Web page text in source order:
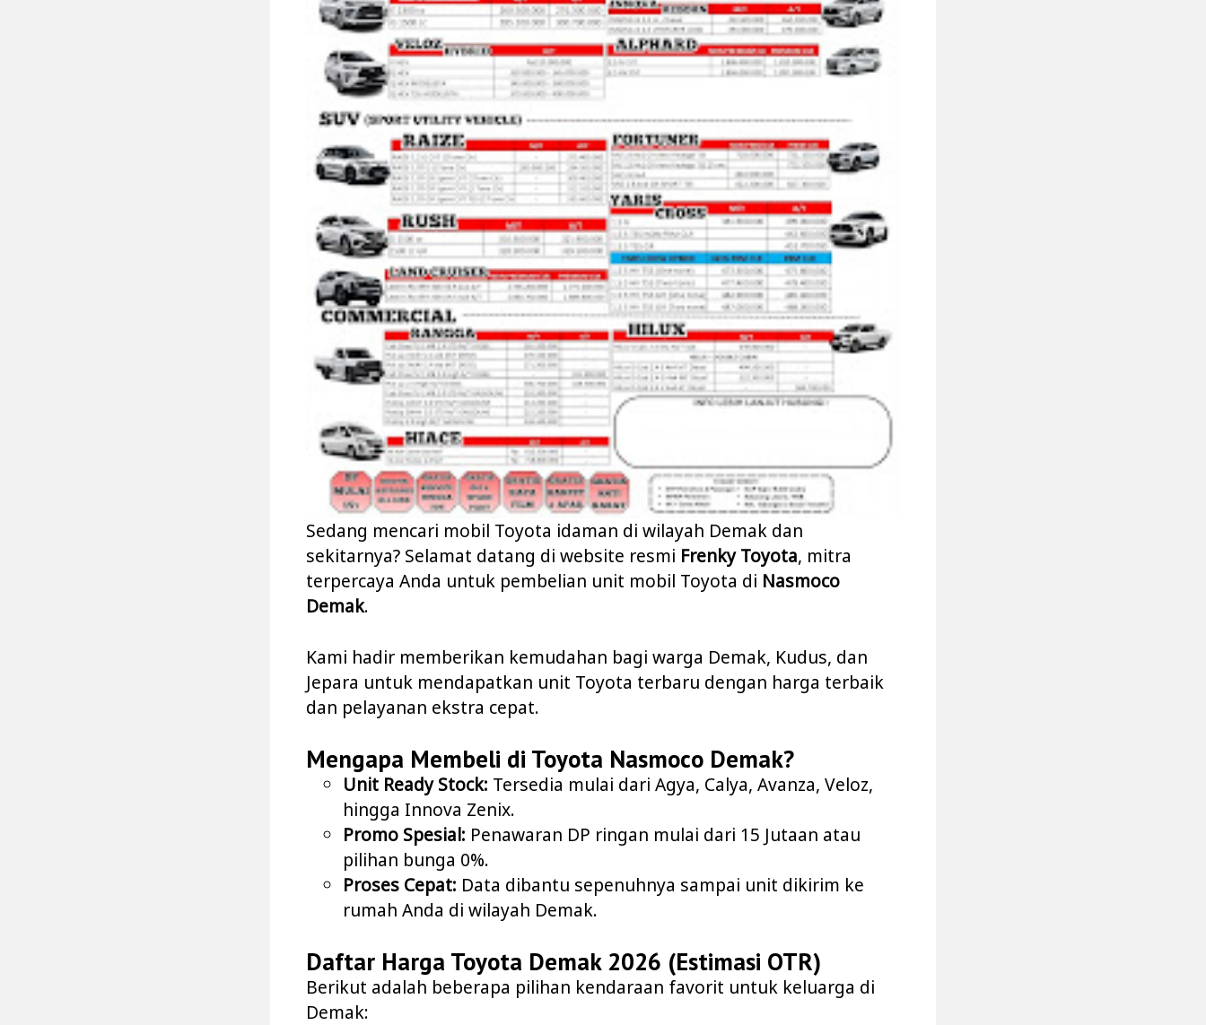
Sedang mencari mobil Toyota idaman di wilayah Demak dan
sekitarnya? Selamat datang di website resmi Frenky Toyota, mitra
terpercaya Anda untuk pembelian unit mobil Toyota di Nasmoco
Demak.
Kami hadir memberikan kemudahan bagi warga Demak, Kudus, dan
Jepara untuk mendapatkan unit Toyota terbaru dengan harga terbaik
dan pelayanan ekstra cepat.
Mengapa Membeli di Toyota Nasmoco Demak?
Unit Ready Stock: Tersedia mulai dari Agya, Calya, Avanza, Veloz,
hingga Innova Zenix.
Promo Spesial: Penawaran DP ringan mulai dari 15 Jutaan atau
pilihan bunga 0%.
Proses Cepat: Data dibantu sepenuhnya sampai unit dikirim ke
rumah Anda di wilayah Demak.
Daftar Harga Toyota Demak 2026 (Estimasi OTR)
Berikut adalah beberapa pilihan kendaraan favorit untuk keluarga di
Demak: